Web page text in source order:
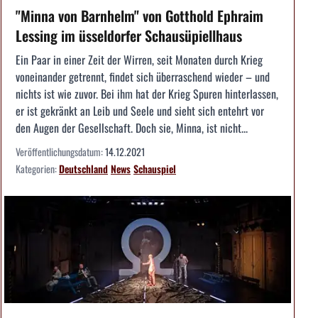
"Minna von Barnhelm" von Gotthold Ephraim
Lessing im üsseldorfer Schausüpiellhaus
Ein Paar in einer Zeit der Wirren, seit Monaten durch Krieg
voneinander getrennt, findet sich überraschend wieder – und
nichts ist wie zuvor. Bei ihm hat der Krieg Spuren hinterlassen,
er ist gekränkt an Leib und Seele und sieht sich entehrt vor
den Augen der Gesellschaft. Doch sie, Minna, ist nicht...
Veröffentlichungsdatum:14.12.2021
Kategorien:DeutschlandNewsSchauspiel